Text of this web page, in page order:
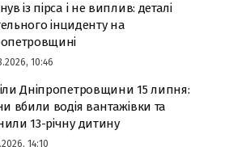
із пірса і не виплив: деталі
інциденту на
10:46
Дніпропетровщини 15 липня:
вбили водія вантажівки та
13-річну дитину
14:10